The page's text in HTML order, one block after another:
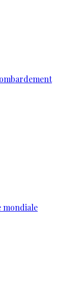
mondiale